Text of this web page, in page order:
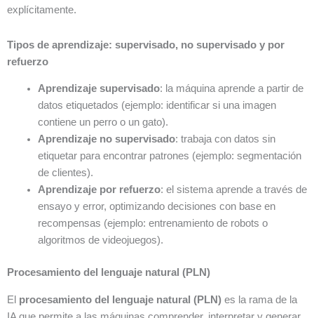
explícitamente.
Tipos de aprendizaje: supervisado, no supervisado y por
refuerzo
Aprendizaje supervisado: la máquina aprende a partir de
datos etiquetados (ejemplo: identificar si una imagen
contiene un perro o un gato).
Aprendizaje no supervisado: trabaja con datos sin
etiquetar para encontrar patrones (ejemplo: segmentación
de clientes).
Aprendizaje por refuerzo: el sistema aprende a través de
ensayo y error, optimizando decisiones con base en
recompensas (ejemplo: entrenamiento de robots o
algoritmos de videojuegos).
Procesamiento del lenguaje natural (PLN)
El procesamiento del lenguaje natural (PLN) es la rama de la